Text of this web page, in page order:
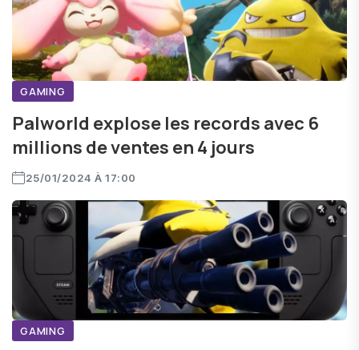
GAMING
Palworld explose les records avec 6
millions de ventes en 4 jours
25/01/2024 À 17:00
GAMING